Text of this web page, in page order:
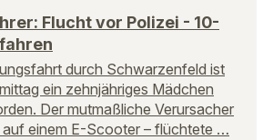
Flucht vor Polizei - 10-
durch Schwarzenfeld ist
ein zehnjähriges Mädchen
Der mutmaßliche Verursacher
auf einem E-Scooter – flüchtete …